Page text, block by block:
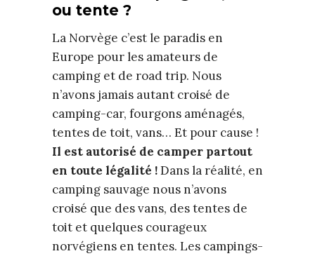
ou tente ?
La Norvège c’est le paradis en
Europe pour les amateurs de
camping et de road trip. Nous
n’avons jamais autant croisé de
camping-car, fourgons aménagés,
tentes de toit, vans… Et pour cause !
Il est autorisé de camper partout
en toute légalité !Dans la réalité, en
camping sauvage nous n’avons
croisé que des vans, des tentes de
toit et quelques courageux
norvégiens en tentes. Les campings-